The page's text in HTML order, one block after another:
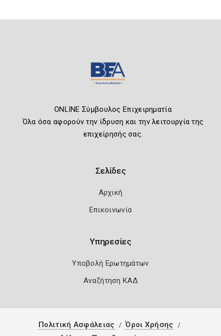
ONLINE Σύμβουλος Επιχειρηματία
Όλα όσα αφορούν την ίδρυση και την λειτουργία της
επιχείρησής σας.
Σελίδες
Αρχική
Επικοινωνία
Υπηρεσίες
Υποβολή Ερωτημάτων
Αναζήτηση ΚΑΔ
Πολιτική Ασφάλειας
Όροι Χρήσης